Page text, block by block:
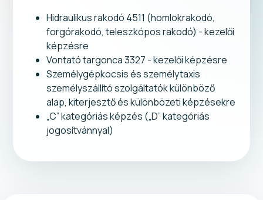
Hidraulikus rakodó 4511 (homlokrakodó,
forgórakodó, teleszkópos rakodó) - kezelői
képzésre
Vontató targonca 3327 - kezelői képzésre
Személygépkocsis és személytaxis
személyszállító szolgáltatók különböző
alap, kiterjesztő és különbözeti képzésekre
„C” kategóriás képzés („D” kategóriás
jogosítvánnyal)